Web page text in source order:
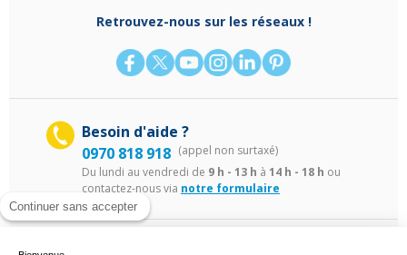
Continuer sans accepter
Retrouvez-nous sur les réseaux !
Besoin d'aide ?
0970 818 918 (appel non surtaxé)
Du lundi au vendredi de 9 h - 13 h à 14 h - 18 h ou
contactez-nous via notre formulaire